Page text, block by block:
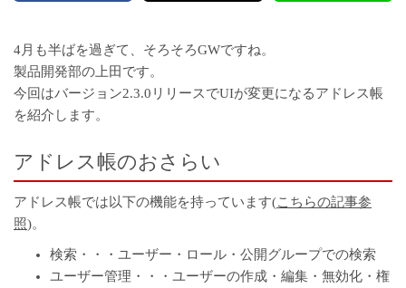
4月も半ばを過ぎて、そろそろGWですね。
製品開発部の上田です。
今回はバージョン2.3.0リリースでUIが変更になるアドレス帳
を紹介します。
アドレス帳のおさらい
アドレス帳では以下の機能を持っています(こちらの記事参
照)。
検索・・・ユーザー・ロール・公開グループでの検索
ユーザー管理・・・ユーザーの作成・編集・無効化・権